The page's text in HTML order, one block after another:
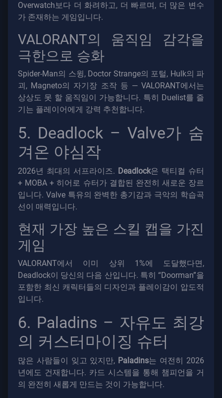
Overwatch보다 더 화려하고, 더 빠르며, 더 많은 변수
가 존재하는 게임입니다.
VALORANT의 움직임 감각을
극한으로 승화
Spider-Man의 스윙, Doctor Strange의 포털, Hulk의 파
괴, Magneto의 자기장 조작 등 — VALORANT에서는
상상도 못 할 움직임이 가능합니다. 특히 Duelist를 즐
기는 플레이어에게 강력 추천합니다.
5. Deadlock – Valve가 숨
겨온 야심작
2026년 최대의 서프라이즈. Deadlock은 택티컬 슈터
+ MOBA + 히어로 슈터가 결합된 완전히 새로운 장르
입니다. Valve 특유의 완벽한 총기감과 극악의 학습곡
선이 매력입니다.
현재 가장 높은 스킬 캡을 가진
게임
VALORANT에서 이미 상위 1%에 도달했다면,
Deadlock이 당신의 다음 산입니다. 특히 “Doorman”을
포함한 최신 캐릭터들의 디자인과 플레이감이 압도적
입니다.
6. Paladins – 자유도 최강
의 커스터마이징 슈터
많은 사람들이 잊고 있지만, Paladins는 여전히 2026
년에도 건재합니다. 카드 시스템을 통해 챔피언을 거
의 완전히 새롭게 만드는 것이 가능합니다.